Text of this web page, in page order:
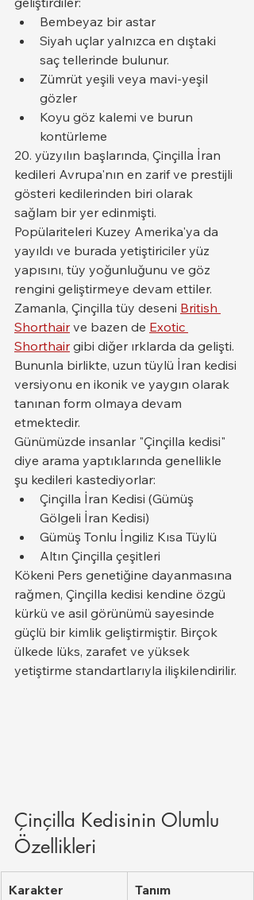
Bembeyaz bir astar
Siyah uçlar yalnızca en dıştaki
saç tellerinde bulunur.
Zümrüt yeşili veya mavi-yeşil
gözler
Koyu göz kalemi ve burun
kontürleme
20. yüzyılın başlarında, Çinçilla İran
kedileri Avrupa'nın en zarif ve prestijli
gösteri kedilerinden biri olarak
sağlam bir yer edinmişti.
Popülariteleri Kuzey Amerika'ya da
yayıldı ve burada yetiştiriciler yüz
yapısını, tüy yoğunluğunu ve göz
rengini geliştirmeye devam ettiler.
Zamanla, Çinçilla tüy deseni British
Shorthair ve bazen de Exotic
Shorthair gibi diğer ırklarda da gelişti.
Bununla birlikte, uzun tüylü İran kedisi
versiyonu en ikonik ve yaygın olarak
tanınan form olmaya devam
etmektedir.
Günümüzde insanlar "Çinçilla kedisi"
diye arama yaptıklarında genellikle
şu kedileri kastediyorlar:
Çinçilla İran Kedisi (Gümüş
Gölgeli İran Kedisi)
Gümüş Tonlu İngiliz Kısa Tüylü
Altın Çinçilla çeşitleri
Kökeni Pers genetiğine dayanmasına
rağmen, Çinçilla kedisi kendine özgü
kürkü ve asil görünümü sayesinde
güçlü bir kimlik geliştirmiştir. Birçok
ülkede lüks, zarafet ve yüksek
yetiştirme standartlarıyla ilişkilendirilir.
Çinçilla Kedisinin Olumlu
Özellikleri
Karakter Tanım